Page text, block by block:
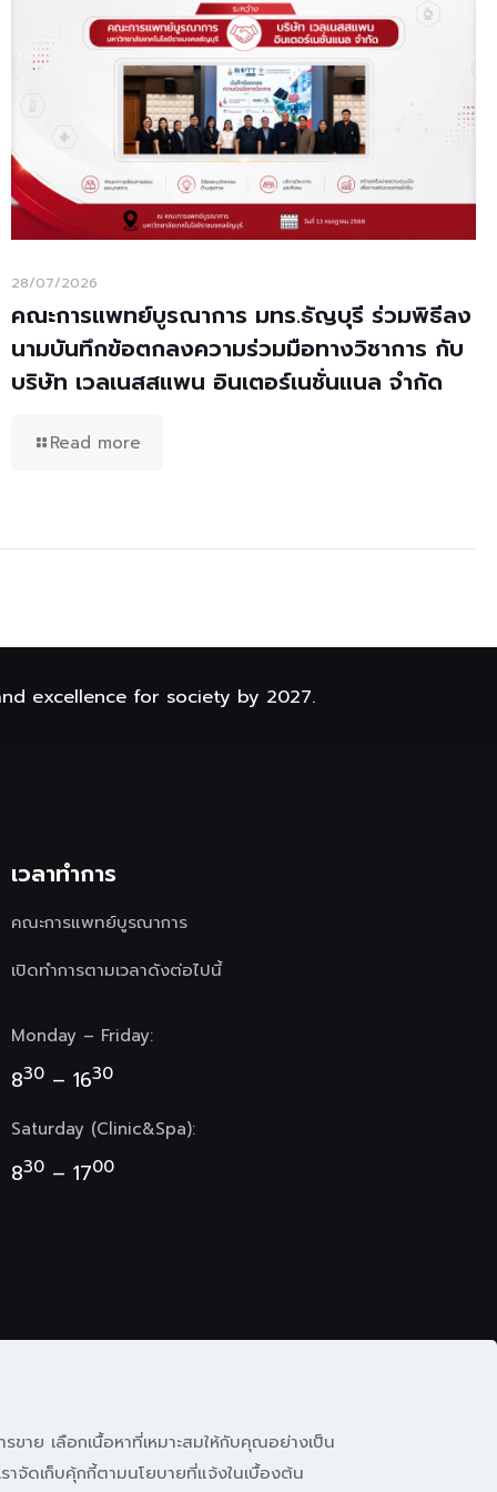
28/07/2026
คณะการแพทย์บูรณาการ มทร.ธัญบุรี ร่วมพิธีลง
นามบันทึกข้อตกลงความร่วมมือทางวิชาการ กับ
บริษัท เวลเนสสแพน อินเตอร์เนชั่นแนล จำกัด
Read more
excellence for society by 2027.
เวลาทำการ
คณะการแพทย์บูรณาการ
เปิดทำการตามเวลาดังต่อไปนี้
Monday – Friday:
830– 1630
Saturday (Clinic&Spa):
830– 1700
าย เลือกเนื้อหาที่เหมาะสมให้กับคุณอย่างเป็น
าจัดเก็บคุ้กกี้ตามนโยบายที่แจ้งในเบื้องต้น